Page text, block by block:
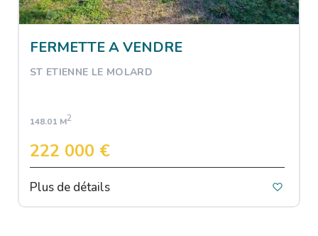
FERMETTE A VENDRE
ST ETIENNE LE MOLARD
148.01 M2
222 000 €
Plus de détails